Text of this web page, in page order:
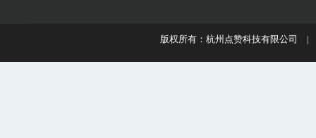
版权所有：杭州点赞科技有限公司